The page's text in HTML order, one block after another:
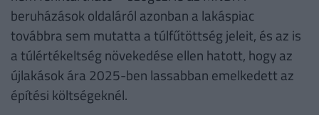
beruházások oldaláról azonban a lakáspiac
továbbra sem mutatta a túlfűtöttség jeleit, és az is
a túlértékeltség növekedése ellen hatott, hogy az
újlakások ára 2025-ben lassabban emelkedett az
építési költségeknél.